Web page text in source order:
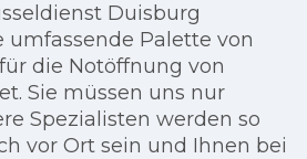
Duisburg
umfassende Palette von
die Notöffnung von
Sie müssen uns nur
Spezialisten werden so
vor Ort sein und Ihnen bei